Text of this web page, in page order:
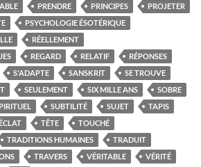
PRENDRE PRINCIPES
PROJETER
PSYCHOLOGIE ÉSOTÉRIQUE
RÉELLEMENT
REGARD RELATIF
RÉPONSES
S'ADAPTE SANSKRIT
SE TROUVE
SEULEMENT SIX MILLE ANS
SOBRE
SUBTILITÉ SUJET
TAPIS
TÊTE
TOUCHÉ
TRADITIONS HUMAINES
TRADUIT
TRAVERS VÉRITABLE
VÉRITÉ